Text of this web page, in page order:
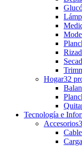
Hogar32
Tecnología e
Accesorios